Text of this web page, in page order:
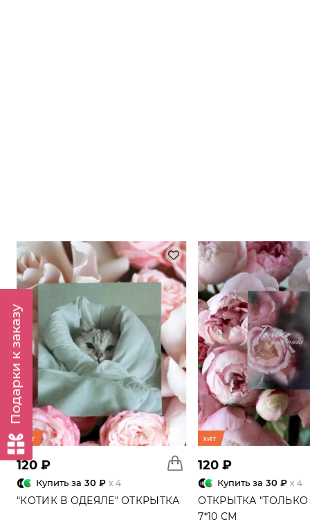
хит
120 ₽
Купить за 30 ₽ x 4
"КОТИК В ОДЕЯЛЕ" ОТКРЫТКА
хит
120 ₽
Купить за 30 ₽ x 4
ОТКРЫТКА "ТОЛЬКО
7*10 СМ
Подарки к заказу